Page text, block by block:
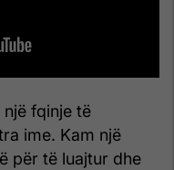
një fqinje të
ime. Kam një
për të luajtur dhe